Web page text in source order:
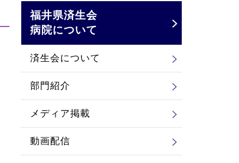
福井県済生会
病院について
済生会について
部門紹介
メディア掲載
動画配信